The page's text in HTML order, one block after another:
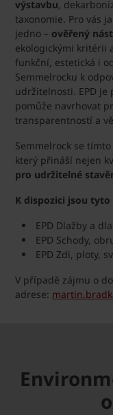
výstavbu,
taxonomie. Pro vás
jedno – ověřený
ekologickými kritérii
funkční, estetická i
Semmelrocku k
udržitelnosti. EPD je
pomůže navrhovat
transparentností a
Semmelrock se
který přináší nejen
pro udržitelné
K dispozici jsou
EPD Dlažby a
EPD Schody,
EPD Zdi, ploty,
V případě zájmu o
adrese: